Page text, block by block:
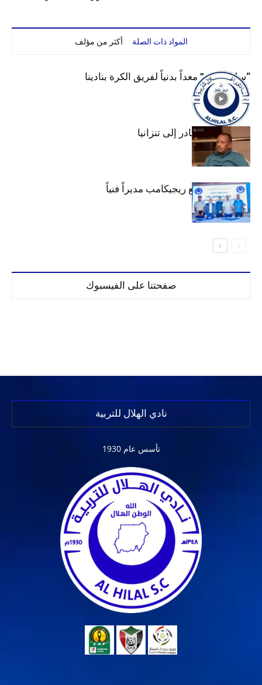
المواد ذات الصلة أكثر من مؤلف
“سليم لبرق” معداً بدنياً لفريق الكرة بنادينا
عبد المهيمن يغادر إلى تنزانيا
الهلال يتعاقد مع ريجيكامب مديراً فنياً
صفحتنا على الفيسبوك
نادي الهلال للتربية
تأسس عام 1930